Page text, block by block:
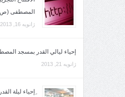
المصطفى (ص)
ژانویه 16, 2013
إحياء ليالي القدر بمسجد
ژانویه 21, 2013
ِإحياء ليلة